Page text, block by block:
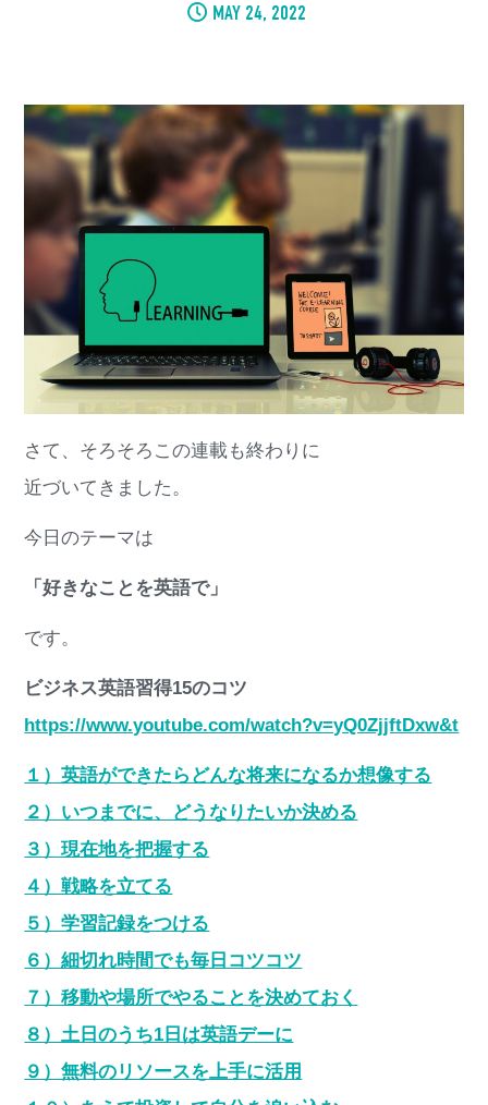
MAY 24, 2022
さて、そろそろこの連載も終わりに
近づいてきました。
今日のテーマは
「好きなことを英語で」
です。
ビジネス英語習得15のコツ
https://www.youtube.com/watch?v=yQ0ZjjftDxw&t
１）英語ができたらどんな将来になるか想像する
２）いつまでに、どうなりたいか決める
３）現在地を把握する
４）戦略を立てる
５）学習記録をつける
６）細切れ時間でも毎日コツコツ
７）移動や場所でやることを決めておく
８）土日のうち1日は英語デーに
９）無料のリソースを上手に活用